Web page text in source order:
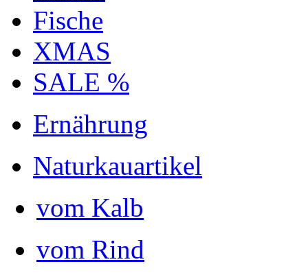
Fische
XMAS
SALE %
Ernährung
Naturkauartikel
vom Kalb
vom Rind